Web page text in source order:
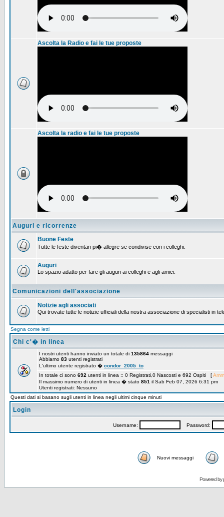
Ascolta la Radio e fai le tue proposte
Ascolta la radio e fai le tue proposte
Auguri e ricorrenze
Buone Feste
Tutte le feste diventan pi� allegre se condivise con i colleghi.
Auguri
Lo spazio adatto per fare gli auguri ai colleghi e agli amici.
Comunicazioni dell'associazione
Notizie agli associati
Qui trovate tutte le notizie ufficiali della nostra associazione di specialisti in
Segna come letti
Chi c'� in linea
I nostri utenti hanno inviato un totale di 135864 messaggi
Abbiamo 83 utenti registrati
L'ultimo utente registrato � condor_2005_to
In totale ci sono 692 utenti in linea :: 0 Registrati,0 Nascosti e 692 Ospiti [
Il massimo numero di utenti in linea � stato 851 il Sab Feb 07, 2026 6:31 pm
Utenti registrati: Nessuno
Questi dati si basano sugli utenti in linea negli ultimi cinque minuti
Login
Username: Password:
Nuovi messaggi
Powered by